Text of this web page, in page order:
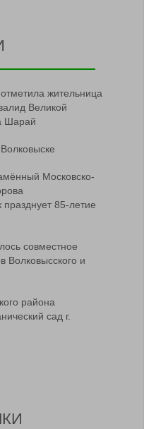
жительница
Великой
Шарай
Московско-
85-летие
совместное
Волковысского и
района
сад г.